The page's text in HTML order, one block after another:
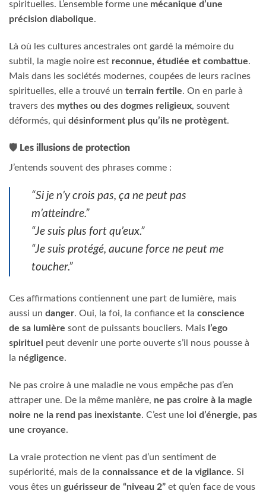
spirituelles. L’ensemble forme une mécanique d’une
précision diabolique.
Là où les cultures ancestrales ont gardé la mémoire du
subtil, la magie noire est reconnue, étudiée et combattue.
Mais dans les sociétés modernes, coupées de leurs racines
spirituelles, elle a trouvé un terrain fertile. On en parle à
travers des mythes ou des dogmes religieux, souvent
déformés, qui désinforment plus qu’ils ne protègent.
🛡️ Les illusions de protection
J’entends souvent des phrases comme :
“Si je n’y crois pas, ça ne peut pas
m’atteindre.”
“Je suis plus fort qu’eux.”
“Je suis protégé, aucune force ne peut me
toucher.”
Ces affirmations contiennent une part de lumière, mais
aussi un danger. Oui, la foi, la confiance et la conscience
de sa lumière sont de puissants boucliers. Mais l’ego
spirituel
peut devenir une porte ouverte s’il nous pousse à
la négligence.
Ne pas croire à une maladie ne vous empêche pas d’en
attraper une. De la même manière, ne pas croire à la magie
noire ne la rend pas inexistante. C’est une loi d’énergie, pas
une croyance.
La vraie protection ne vient pas d’un sentiment de
supériorité, mais de la connaissance et de la vigilance. Si
vous êtes un guérisseur de “niveau 2” et qu’en face de vous